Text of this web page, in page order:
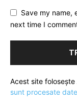
Save my name,
next time I
Acest site
sunt procesate